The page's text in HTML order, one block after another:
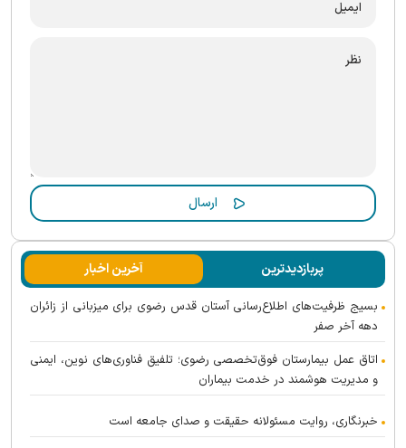
پربازدیدترین آخرین اخبار
بسیج ظرفیت‌های اطلاع‌رسانی آستان قدس رضوی برای میزبانی از زائران
دهه آخر صفر
اتاق عمل بیمارستان فوق‌تخصصی رضوی؛ تلفیق فناوری‌های نوین، ایمنی
و مدیریت هوشمند در خدمت بیماران
خبرنگاری، روایت مسئولانه حقیقت و صدای جامعه است